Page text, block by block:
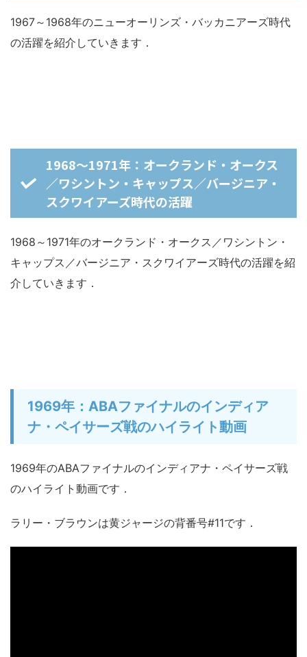
1967～1968年のニューオーリンズ・バッカニアーズ時代
の活躍を紹介していきます．
1968～1971年：オークランド・オークス
／ワシントン・キャップス／バージニア・
スクワイアーズ時代の活躍
1968～1971年のオークランド・オークス／ワシントン・
キャップス／バージニア・スクワイアーズ時代の活躍を紹
介していきます．
1969年：ABAファイナルのインディア
ナ・ペイサーズ戦のハイライト動画
1969年のABAファイナルのインディアナ・ペイサーズ戦
のハイライト動画です．
ラリー・ブラウンは黄ジャージの背番号#11です．